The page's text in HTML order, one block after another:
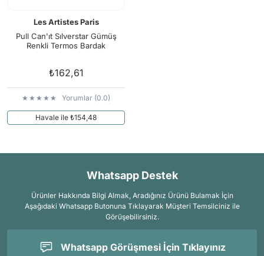
Les Artistes Paris
Pull Can'ıt Sılverstar Gümüş
Renkli Termos Bardak
₺162,61
Yorumlar (0.0)
Havale ile ₺154,48
Whatsapp Destek
Ürünler Hakkında Bilgi Almak, Aradığınız Ürünü Bulamak İçin
Aşağıdaki Whatsapp Butonuna Tıklayarak Müşteri Temsilciniz ile
Görüşebilirsiniz.
Whatsapp Görüşmesi İçin Tıklayınız